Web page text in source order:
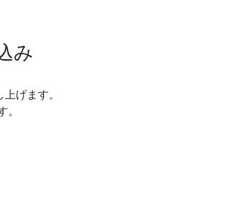
み
げます。